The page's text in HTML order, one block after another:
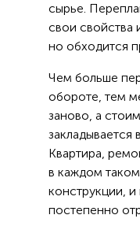
сырье.
свои свойства
но обходится
Чем больше
обороте, тем
заново, а
закладывается
Квартира,
в каждом
конструкции, и
постепенно